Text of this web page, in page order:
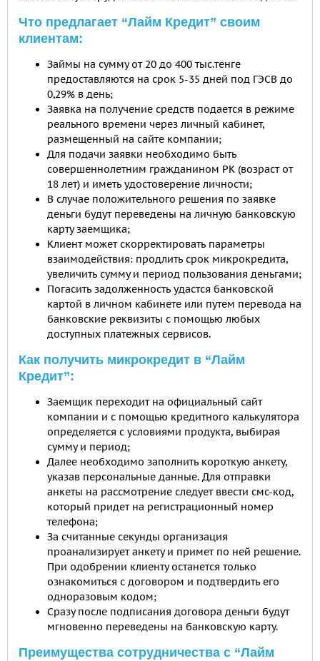
Что предлагает “Лайм Кредит” своим
клиентам:
Займы на сумму от 20 до 400 тыс.тенге
предоставляются на срок 5-35 дней под ГЭСВ до
0,29% в день;
Заявка на получение средств подается в режиме
реального времени через личный кабинет,
размещенный на сайте компании;
Для подачи заявки необходимо быть
совершеннолетним гражданином РК (возраст от
18 лет) и иметь удостоверение личности;
В случае положительного решения по заявке
деньги будут переведены на личную банковскую
карту заемщика;
Клиент может скорректировать параметры
взаимодействия: продлить срок микрокредита,
увеличить сумму и период пользования деньгами;
Погасить задолженность удастся банковской
картой в личном кабинете или путем перевода на
банковские реквизиты с помощью любых
доступных платежных сервисов.
Как получить микрокредит в “Лайм
Кредит”:
Заемщик переходит на официальный сайт
компании и с помощью кредитного калькулятора
определяется с условиями продукта, выбирая
сумму и период;
Далее необходимо заполнить короткую анкету,
указав персональные данные. Для отправки
анкеты на рассмотрение следует ввести смс-код,
который придет на регистрационный номер
телефона;
За считанные секунды организация
проанализирует анкету и примет по ней решение.
При одобрении клиенту останется только
ознакомиться с договором и подтвердить его
одноразовым кодом;
Сразу после подписания договора деньги будут
мгновенно переведены на банковскую карту.
Преимущества сотрудничества с “Лайм